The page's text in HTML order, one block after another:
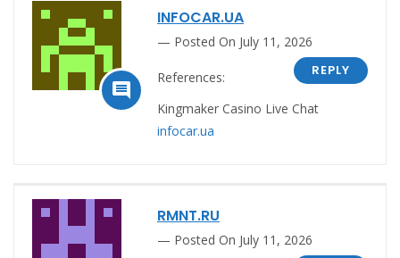

INFOCAR.UA
Posted On July 11, 2026
REPLY
References:
Kingmaker Casino Live Chat
infocar.ua
RMNT.RU
Posted On July 11, 2026